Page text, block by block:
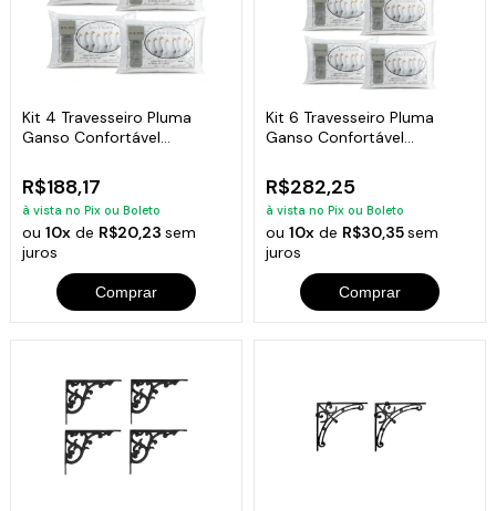
Kit 4 Travesseiro Pluma
Ganso Confortável
R$188,17
à vista no Pix ou Boleto
ou10x de R$20,23sem
juros
Comprar
Kit 6 Travesseiro Pluma
Ganso Confortável
R$282,25
à vista no Pix ou Boleto
ou 10xde R$30,35sem
juros
Comprar